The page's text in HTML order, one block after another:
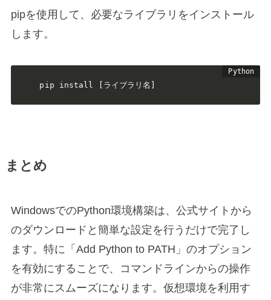
pipを使用して、必要なライブラリをインストール
します。
pip install [ライブラリ名]
まとめ
WindowsでのPython環境構築は、公式サイトから
のダウンロードと簡単な設定を行うだけで完了し
ます。特に「Add Python to PATH」のオプション
を有効にすることで、コマンドラインからの操作
が非常にスムーズになります。仮想環境を利用す